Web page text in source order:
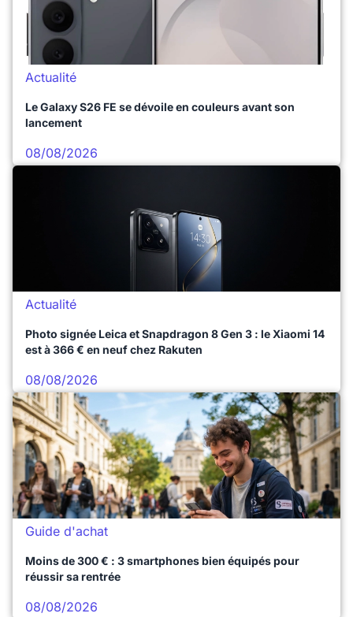
Actualité
Le Galaxy S26 FE se dévoile en couleurs avant son
lancement
08/08/2026
Actualité
Photo signée Leica et Snapdragon 8 Gen 3 : le Xiaomi 14
est à 366 € en neuf chez Rakuten
08/08/2026
Guide d'achat
Moins de 300 € : 3 smartphones bien équipés pour
réussir sa rentrée
08/08/2026